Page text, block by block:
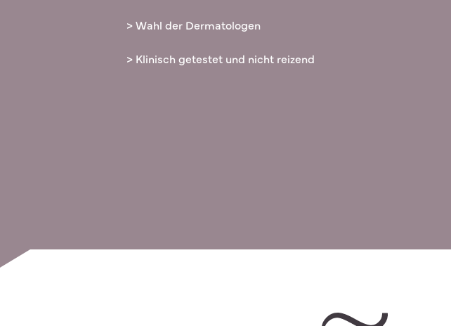
> Wahl der Dermatologen
> Klinisch getestet und nicht reizend